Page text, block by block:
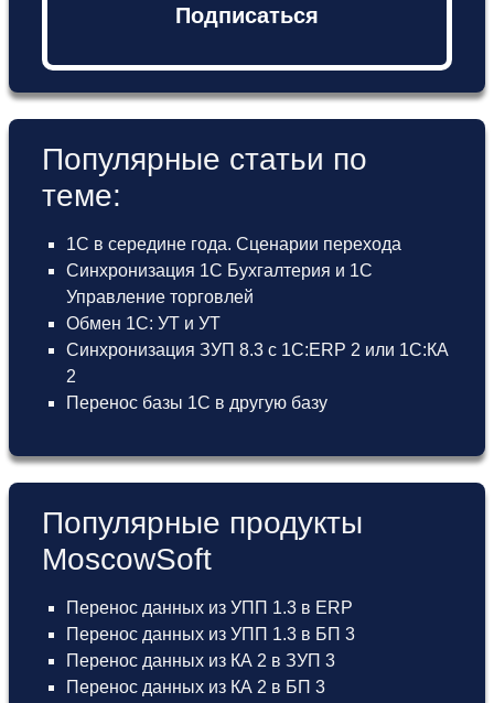
Подписаться
Популярные статьи по
теме:
1С в середине года. Сценарии перехода
Синхронизация 1С Бухгалтерия и 1С
Управление торговлей
Обмен 1С: УТ и УТ
Синхронизация ЗУП 8.3 с 1С:ERP 2 или 1С:КА
2
Перенос базы 1С в другую базу
Популярные продукты
MoscowSoft
Перенос данных из УПП 1.3 в ERP
Перенос данных из УПП 1.3 в БП 3
Перенос данных из КА 2 в ЗУП 3
Перенос данных из КА 2 в БП 3